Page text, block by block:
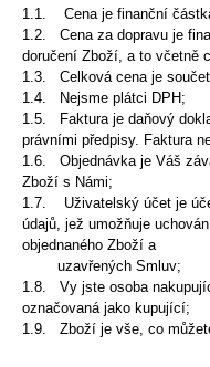
1.1. Cena je finanční
1.2. Cena za dopravu je
doručení Zboží, a to včetně
1.3. Celková cena je
1.4. Nejsme plátci DPH;
1.5. Faktura je daňový
právními předpisy. Faktura
1.6. Objednávka je Váš
Zboží s Námi;
1.7.
Uživatelský účet je
údajů, jež umožňuje
objednaného Zboží a
uzavřených Smluv;
1.8. Vy jste osoba
označovaná jako kupující;
1.9. Zboží je vše, co